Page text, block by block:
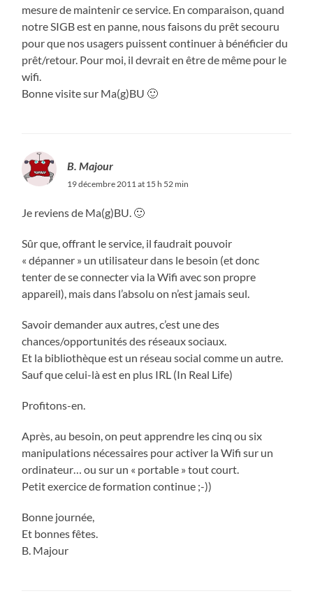
mesure de maintenir ce service. En comparaison, quand
notre SIGB est en panne, nous faisons du prêt secouru
pour que nos usagers puissent continuer à bénéficier du
prêt/retour. Pour moi, il devrait en être de même pour le
wifi.
Bonne visite sur Ma(g)BU 🙂
B. Majour
19 décembre 2011 at 15 h 52 min
Je reviens de Ma(g)BU. 🙂
Sûr que, offrant le service, il faudrait pouvoir
« dépanner » un utilisateur dans le besoin (et donc
tenter de se connecter via la Wifi avec son propre
appareil), mais dans l’absolu on n’est jamais seul.
Savoir demander aux autres, c’est une des
chances/opportunités des réseaux sociaux.
Et la bibliothèque est un réseau social comme un autre.
Sauf que celui-là est en plus IRL (In Real Life)
Profitons-en.
Après, au besoin, on peut apprendre les cinq ou six
manipulations nécessaires pour activer la Wifi sur un
ordinateur… ou sur un « portable » tout court.
Petit exercice de formation continue ;-))
Bonne journée,
Et bonnes fêtes.
B. Majour